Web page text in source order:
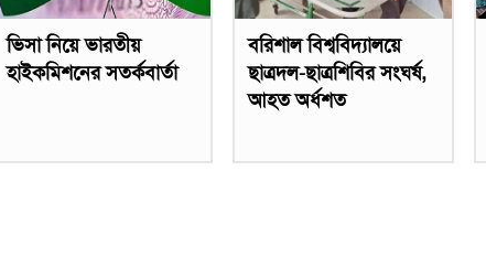
ভিসা নিয়ে ভারতীয়
হাইকমিশনের সতর্কবার্তা
বরিশাল বিশ্ববিদ্যালয়ে
ছাত্রদল-ছাত্রশিবির সংঘর্ষ,
আহত অর্ধশত